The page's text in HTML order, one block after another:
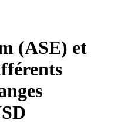
(ASE) et